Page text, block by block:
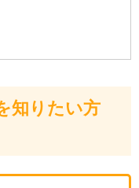
知りたい方